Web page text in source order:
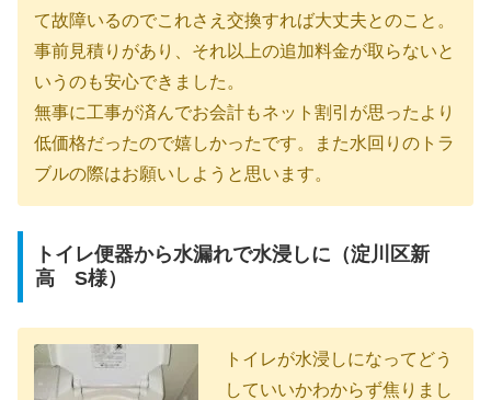
て故障いるのでこれさえ交換すれば大丈夫とのこと。
事前見積りがあり、それ以上の追加料金が取らないと
いうのも安心できました。
無事に工事が済んでお会計もネット割引が思ったより
低価格だったので嬉しかったです。また水回りのトラ
ブルの際はお願いしようと思います。
トイレ便器から水漏れで水浸しに（淀川区新
高 S様）
トイレが水浸しになってどう
していいかわからず焦りまし